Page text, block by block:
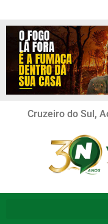
Cruzeiro do Sul,